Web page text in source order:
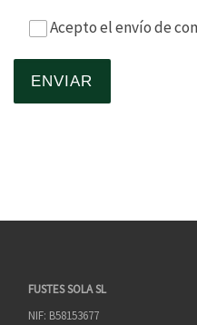
Acepto el envío de
FUSTES SOLA SL
NIF: B58153677